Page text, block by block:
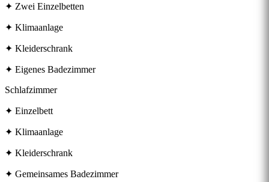
✦ Zwei Einzelbetten
✦ Klimaanlage
✦ Kleiderschrank
✦ Eigenes Badezimmer
Schlafzimmer
✦ Einzelbett
✦ Klimaanlage
✦ Kleiderschrank
✦ Gemeinsames Badezimmer